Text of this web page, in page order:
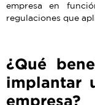
empresa en
regulaciones que
¿Qué
implantar
empresa?